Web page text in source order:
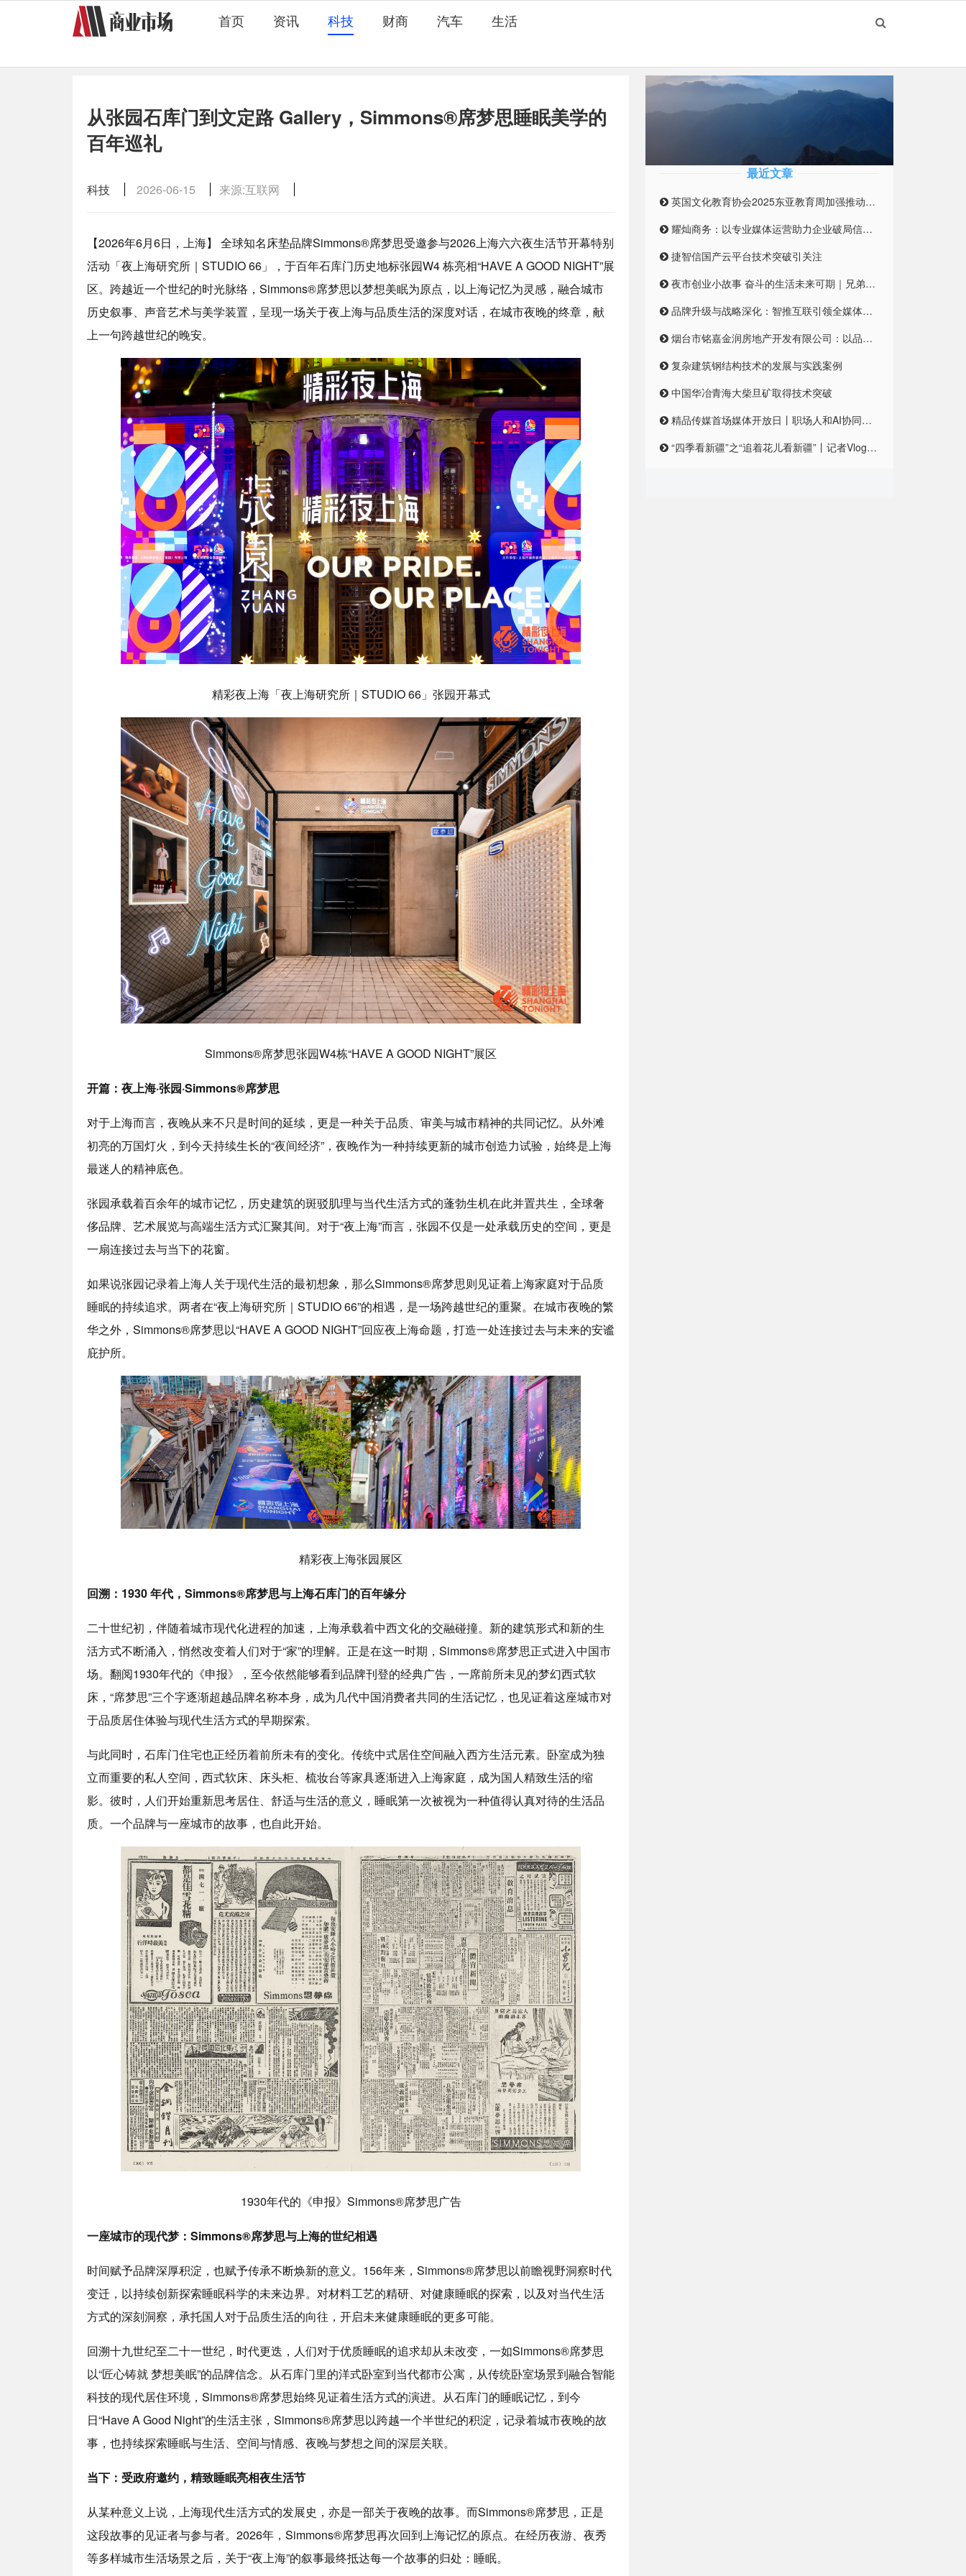
首页 资讯 科技 财商 汽车 生活
从张园石库门到文定路 Gallery，Simmons®席梦思睡眠美学的
百年巡礼
科技 2026-06-15 来源:互联网
【2026年6月6日，上海】 全球知名床垫品牌Simmons®席梦思受邀参与2026上海六六夜生活节开幕特别
活动「夜上海研究所｜STUDIO 66」，于百年石库门历史地标张园W4 栋亮相“HAVE A GOOD NIGHT”展
区。跨越近一个世纪的时光脉络，Simmons®席梦思以梦想美眠为原点，以上海记忆为灵感，融合城市
历史叙事、声音艺术与美学装置，呈现一场关于夜上海与品质生活的深度对话，在城市夜晚的终章，献
上一句跨越世纪的晚安。
精彩夜上海「夜上海研究所｜STUDIO 66」张园开幕式
Simmons®席梦思张园W4栋“HAVE A GOOD NIGHT”展区
开篇：夜上海·张园·Simmons®席梦思
对于上海而言，夜晚从来不只是时间的延续，更是一种关于品质、审美与城市精神的共同记忆。从外滩
初亮的万国灯火，到今天持续生长的“夜间经济”，夜晚作为一种持续更新的城市创造力试验，始终是上海
最迷人的精神底色。
张园承载着百余年的城市记忆，历史建筑的斑驳肌理与当代生活方式的蓬勃生机在此并置共生，全球奢
侈品牌、艺术展览与高端生活方式汇聚其间。对于“夜上海”而言，张园不仅是一处承载历史的空间，更是
一扇连接过去与当下的花窗。
如果说张园记录着上海人关于现代生活的最初想象，那么Simmons®席梦思则见证着上海家庭对于品质
睡眠的持续追求。两者在“夜上海研究所｜STUDIO 66”的相遇，是一场跨越世纪的重聚。在城市夜晚的繁
华之外，Simmons®席梦思以“HAVE A GOOD NIGHT”回应夜上海命题，打造一处连接过去与未来的安谧
庇护所。
精彩夜上海张园展区
回溯： 1930年代， Simmons®席梦思与上海石库门的百年缘分
二十世纪初，伴随着城市现代化进程的加速，上海承载着中西文化的交融碰撞。新的建筑形式和新的生
活方式不断涌入，悄然改变着人们对于“家”的理解。正是在这一时期，Simmons®席梦思正式进入中国市
场。翻阅1930年代的《申报》，至今依然能够看到品牌刊登的经典广告，一席前所未见的梦幻西式软
床，“席梦思”三个字逐渐超越品牌名称本身，成为几代中国消费者共同的生活记忆，也见证着这座城市对
于品质居住体验与现代生活方式的早期探索。
与此同时，石库门住宅也正经历着前所未有的变化。传统中式居住空间融入西方生活元素。卧室成为独
立而重要的私人空间，西式软床、床头柜、梳妆台等家具逐渐进入上海家庭，成为国人精致生活的缩
影。彼时，人们开始重新思考居住、舒适与生活的意义，睡眠第一次被视为一种值得认真对待的生活品
质。一个品牌与一座城市的故事，也自此开始。
1930年代的《申报》Simmons®席梦思广告
一座城市的现代梦： Simmons®席梦思与上海的世纪相遇
时间赋予品牌深厚积淀，也赋予传承不断焕新的意义。156年来，Simmons®席梦思以前瞻视野洞察时代
变迁，以持续创新探索睡眠科学的未来边界。对材料工艺的精研、对健康睡眠的探索，以及对当代生活
方式的深刻洞察，承托国人对于品质生活的向往，开启未来健康睡眠的更多可能。
回溯十九世纪至二十一世纪，时代更迭，人们对于优质睡眠的追求却从未改变，一如Simmons®席梦思
以“匠心铸就 梦想美眠”的品牌信念。从石库门里的洋式卧室到当代都市公寓，从传统卧室场景到融合智能
科技的现代居住环境，Simmons®席梦思始终见证着生活方式的演进。从石库门的睡眠记忆，到今
日“Have A Good Night”的生活主张，Simmons®席梦思以跨越一个半世纪的积淀，记录着城市夜晚的故
事，也持续探索睡眠与生活、空间与情感、夜晚与梦想之间的深层关联。
当下：受政府邀约，精致睡眠亮相夜生活节
从某种意义上说，上海现代生活方式的发展史，亦是一部关于夜晚的故事。而Simmons®席梦思，正是
这段故事的见证者与参与者。2026年，Simmons®席梦思再次回到上海记忆的原点。在经历夜游、夜秀
等多样城市生活场景之后，关于“夜上海”的叙事最终抵达每一个故事的归处：睡眠。
最近文章
英国文化教育协会2025东亚教育周加强推动英国与东亚高等教育合作伙伴关系
耀灿商务：以专业媒体运营助力企业破局信息迷雾
捷智信国产云平台技术突破引关注
夜市创业小故事 奋斗的生活未来可期｜兄弟合伙摆摊 开启创业之路
品牌升级与战略深化：智推互联引领全媒体整合营销新纪元
烟台市铭嘉金润房地产开发有限公司：以品质筑梦，引领未来居住新风尚
复杂建筑钢结构技术的发展与实践案例
中国华冶青海大柴旦矿取得技术突破
精品传媒首场媒体开放日丨职场人和AI协同合作，是一种怎样的体验？
“四季看新疆”之“追着花儿看新疆”丨记者Vlog:记者在和田直播带货艾德莱斯,首秀怎么样?